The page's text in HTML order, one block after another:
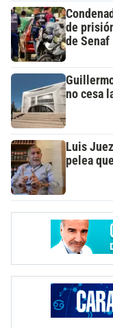
de
de Senaf
no cesa
Luis
pelea